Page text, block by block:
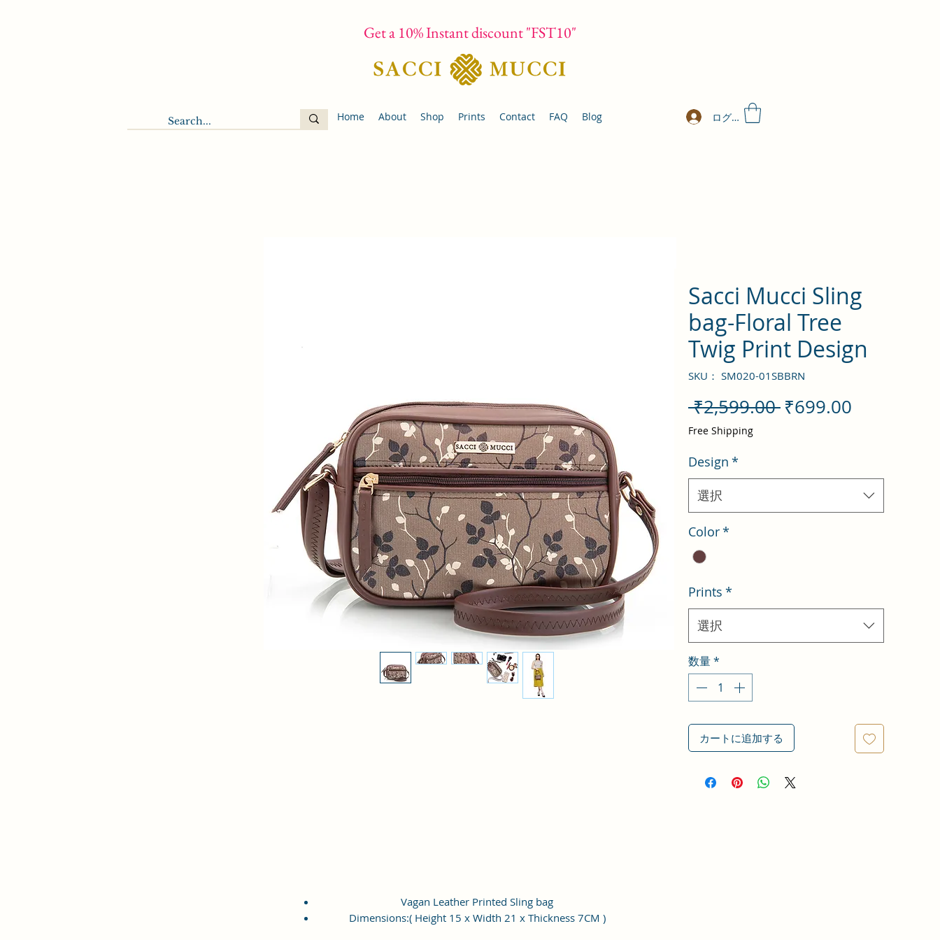
Get a 10% Instant discount "FST10"
Home About Shop Prints Contact FAQ Blog ログイン
Sacci Mucci Sling
bag-Floral Tree
Twig Print Design
SKU： SM020-01SBBRN
₹2,599.00 通
格
₹699.00
価
格
Free Shipping
Design *
選択
Color*
Prints *
選択
数量*
カートに追加する
Vagan Leather Printed Sling bag
Dimensions:( Height 15 x Width 21 x Thickness 7CM )